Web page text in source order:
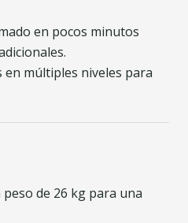
en pocos minutos
en múltiples niveles para
de 26 kg para una